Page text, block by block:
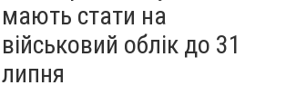
мають стати на
військовий облік до 31
липня